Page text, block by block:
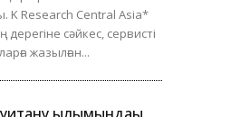
K Research Central Asia*
дерегіне сәйкес, сервисті
жазылған...